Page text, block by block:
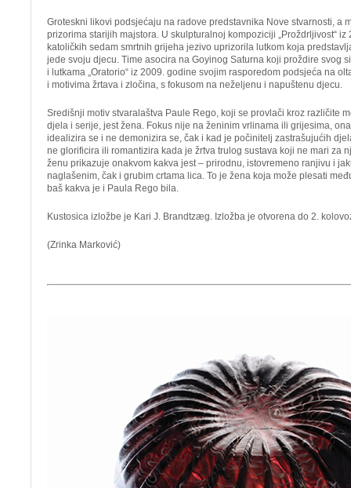
Groteskni likovi podsjećaju na radove predstavnika Nove stvarnosti, a
prizorima starijih majstora. U skulpturalnoj kompoziciji „Proždrljivost“
katoličkih sedam smrtnih grijeha jezivo uprizorila lutkom koja
jede svoju djecu. Time asocira na Goyinog Saturna koji proždire svog
i lutkama „Oratorio“ iz 2009. godine svojim rasporedom podsjeća na
i motivima žrtava i zločina, s fokusom na neželjenu i napuštenu djecu.
Središnji motiv stvaralaštva Paule Rego, koji se provlači kroz različite
djela i serije, jest žena. Fokus nije na ženinim vrlinama ili grijesima,
idealizira se i ne demonizira se, čak i kad je počinitelj zastrašujućih
ne glorificira ili romantizira kada je žrtva trulog sustava koji ne mari za
ženu prikazuje onakvom kakva jest – prirodnu, istovremeno ranjivu i
naglašenim, čak i grubim crtama lica. To je žena koja može plesati
baš kakva je i Paula Rego bila.
Kustosica izložbe je Kari J. Brandtzæg. Izložba je otvorena do 2.
(Zrinka Marković)